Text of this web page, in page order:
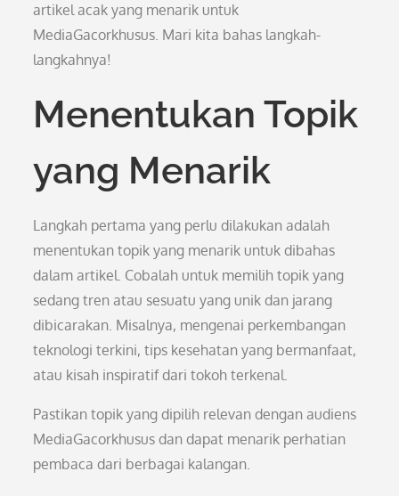
artikel acak yang menarik untuk
MediaGacorkhusus. Mari kita bahas langkah-
langkahnya!
Menentukan Topik
yang Menarik
Langkah pertama yang perlu dilakukan adalah
menentukan topik yang menarik untuk dibahas
dalam artikel. Cobalah untuk memilih topik yang
sedang tren atau sesuatu yang unik dan jarang
dibicarakan. Misalnya, mengenai perkembangan
teknologi terkini, tips kesehatan yang bermanfaat,
atau kisah inspiratif dari tokoh terkenal.
Pastikan topik yang dipilih relevan dengan audiens
MediaGacorkhusus dan dapat menarik perhatian
pembaca dari berbagai kalangan.